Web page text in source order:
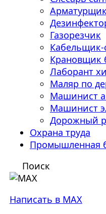
Арматурщик
Газорезчик
Крановщик
Лаборант
Маляр по
Машинист
Машинист
Дорожный
Охрана труда
Промышленная
Поиск
Написать в MAX